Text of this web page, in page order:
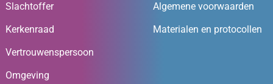
Slachtoffer
Kerkenraad
Vertrouwenspersoon
Omgeving
Algemene voorwaarden
Materialen en protocollen